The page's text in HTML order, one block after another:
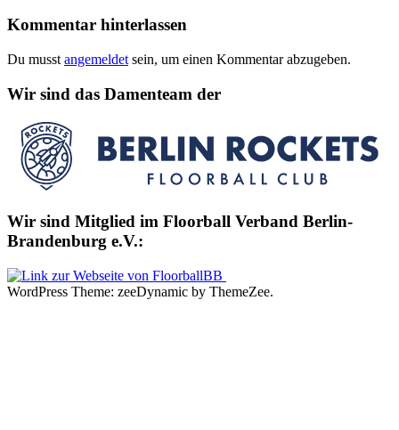
Kommentar hinterlassen
Du musst angemeldet sein, um einen Kommentar abzugeben.
Wir sind das Damenteam der
Wir sind Mitglied im Floorball Verband Berlin-
Brandenburg e.V.:
WordPress Theme: zeeDynamic by ThemeZee.